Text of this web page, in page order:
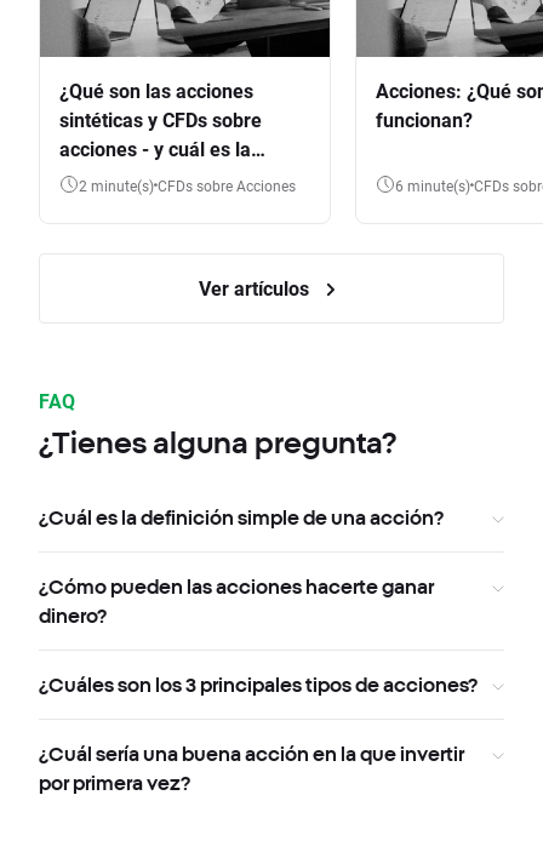
¿Qué son las acciones
sintéticas y CFDs sobre
acciones - y cuál es la
diferencia?
2 minute(s) CFDs sobre Acciones
Acciones: ¿Qué
funcionan?
6 minute(s) CFDs
Ver artículos
FAQ
¿Tienes alguna pregunta?
¿Cuál es la definición simple de una acción?
¿Cómo pueden las acciones hacerte ganar
dinero?
¿Cuáles son los 3 principales tipos de acciones?
¿Cuál sería una buena acción en la que invertir
por primera vez?